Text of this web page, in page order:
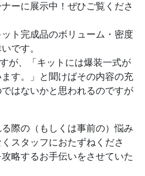
ーに展示中！ぜひご覧くださ
ト完成品のボリューム・密度
です。
が、「キットには爆装一式が
す。」と聞けばその内容の充
はないかと思われるのですが
際の（もしくは事前の）悩み
スタッフにおたずねくださ
略するお手伝いをさせていた